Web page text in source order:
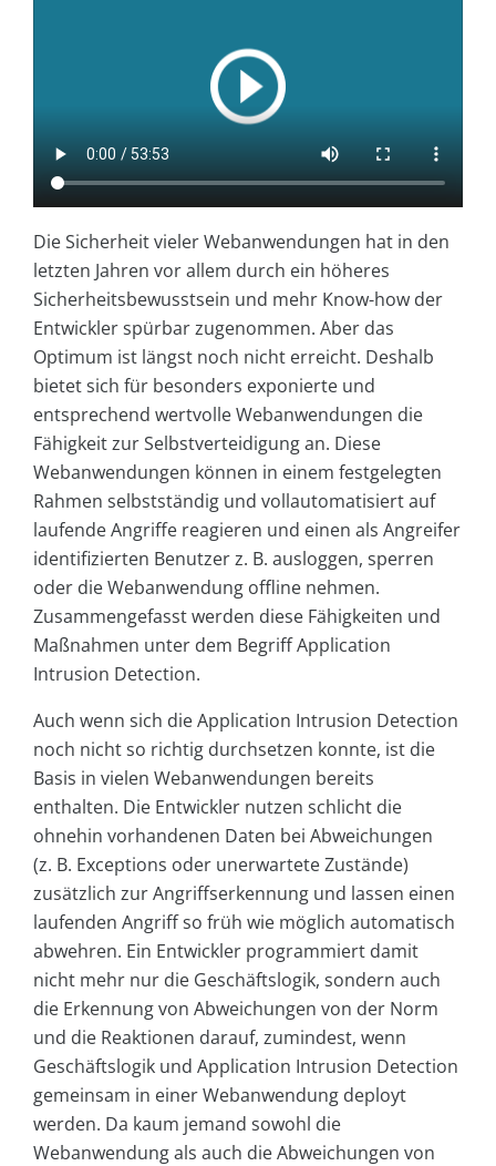
Die Sicherheit vieler Webanwendungen hat in den
letzten Jahren vor allem durch ein höheres
Sicherheitsbewusstsein und mehr Know-how der
Entwickler spürbar zugenommen. Aber das
Optimum ist längst noch nicht erreicht. Deshalb
bietet sich für besonders exponierte und
entsprechend wertvolle Webanwendungen die
Fähigkeit zur Selbstverteidigung an. Diese
Webanwendungen können in einem festgelegten
Rahmen selbstständig und vollautomatisiert auf
laufende Angriffe reagieren und einen als Angreifer
identifizierten Benutzer z. B. ausloggen, sperren
oder die Webanwendung offline nehmen.
Zusammengefasst werden diese Fähigkeiten und
Maßnahmen unter dem Begriff Application
Intrusion Detection.
Auch wenn sich die Application Intrusion Detection
noch nicht so richtig durchsetzen konnte, ist die
Basis in vielen Webanwendungen bereits
enthalten. Die Entwickler nutzen schlicht die
ohnehin vorhandenen Daten bei Abweichungen
(z. B. Exceptions oder unerwartete Zustände)
zusätzlich zur Angriffserkennung und lassen einen
laufenden Angriff so früh wie möglich automatisch
abwehren. Ein Entwickler programmiert damit
nicht mehr nur die Geschäftslogik, sondern auch
die Erkennung von Abweichungen von der Norm
und die Reaktionen darauf, zumindest, wenn
Geschäftslogik und Application Intrusion Detection
gemeinsam in einer Webanwendung deployt
werden. Da kaum jemand sowohl die
Webanwendung als auch die Abweichungen von